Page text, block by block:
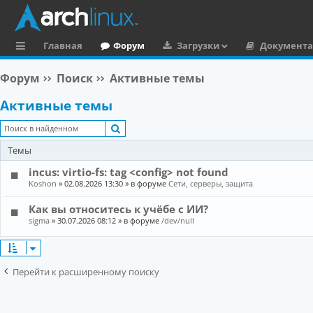
ы
л
к
и
Главная Форум Загрузки
Форум Поиск Активные темы
Активные темы
Темы
incus: virtio-fs: tag <config> not found
Koshon » 02.08.2026 13:30 » в форуме Сети, серверы, защита
Как вы относитесь к учёбе с ИИ?
sigma » 30.07.2026 08:12 » в форуме /dev/null
Перейти к расширенному поиску